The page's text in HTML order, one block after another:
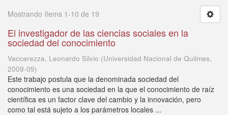
Mostrando ítems 1-10 de 19
El investigador de las ciencias sociales en la
sociedad del conocimiento
Vaccarezza, Leonardo Silvio (Universidad Nacional de Quilmes,
2009-09)
Este trabajo postula que la denominada sociedad del
conocimiento es una sociedad en la que el conocimiento de raíz
científica es un factor clave del cambio y la innovación, pero
como tal está sujeto a los parámetros locales ...